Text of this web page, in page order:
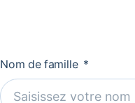
Nom de famille